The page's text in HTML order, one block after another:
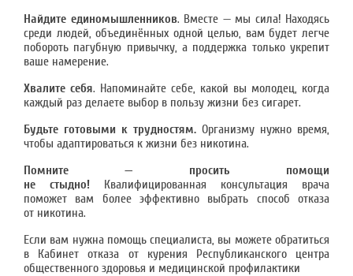
Найдите единомышленников. Вместе — мы сила! Находясь
среди людей, объединённых одной целью, вам будет легче
побороть пагубную привычку, а поддержка только укрепит
ваше намерение.
Хвалите себя. Напоминайте себе, какой вы молодец, когда
каждый раз делаете выбор в пользу жизни без сигарет.
Будьте готовыми к трудностям. Организму нужно время,
чтобы адаптироваться к жизни без никотина.
Помните — просить помощи
не стыдно! Квалифицированная консультация врача
поможет вам более эффективно выбрать способ отказа
от никотина.
Если вам нужна помощь специалиста, вы можете обратиться
в Кабинет отказа от курения Республиканского центра
общественного здоровья и медицинской профилактики